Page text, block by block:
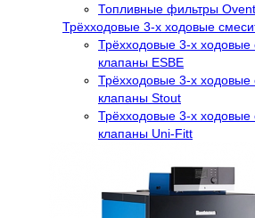
Топливные фильтры
Трёхходовые 3-х ходовые
Трёхходовые 3-х ходовые
клапаны ESBE
Трёхходовые 3-х ходовые
клапаны Stout
Трёхходовые 3-х ходовые
клапаны Uni-Fitt